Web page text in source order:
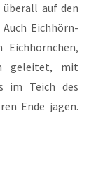
auf den
Eich­hörn­
gelei­tet, mit
im Teich des
Ende jagen.